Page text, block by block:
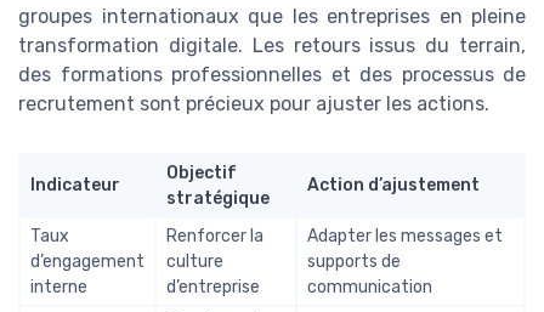
groupes internationaux que les entreprises en pleine
transformation digitale. Les retours issus du terrain,
des formations professionnelles et des processus de
recrutement sont précieux pour ajuster les actions.
Indicateur
Objectif
stratégique
Action d’ajustement
Taux
d’engagement
interne
Renforcer la
culture
d’entreprise
Adapter les messages et
supports de
communication